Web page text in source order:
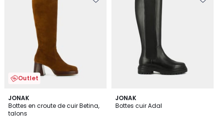
Outlet
JONAK
Bottes en croute de cuir Betina,
talons
JONAK
Bottes cuir Adal
5
/